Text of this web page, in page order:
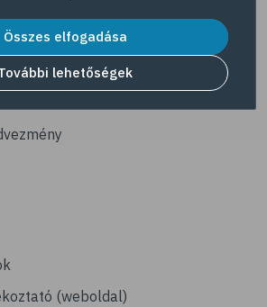
betegségek
(weboldal)
Összes elfogadása
lehetőségek